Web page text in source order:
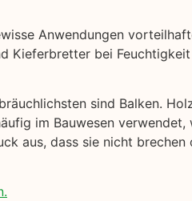
Anwendungen
Kieferbretter bei
sind Balken.
im Bauwesen
aus, dass sie nicht